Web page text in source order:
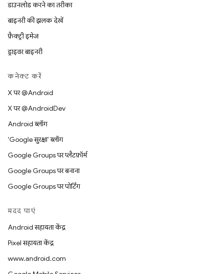
डाउनलोड करने का तरीका
बाइनरी की झलक देखें
फ़ैक्ट्री इमेज
ड्राइवर बाइनरी
कनेक्ट करें
X पर @Android
X पर @AndroidDev
Android ब्लॉग
'Google सुरक्षा' ब्लॉग
Google Groups पर प्लैटफ़ॉर्म
Google Groups पर बनाना
Google Groups पर पोर्टिंग
मदद पाएं
Android सहायता केंद्र
Pixel सहायता केंद्र
www.android.com